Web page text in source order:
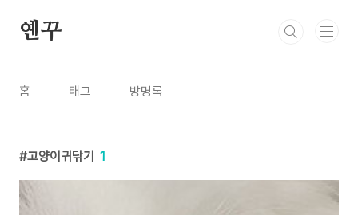
옌꾸
홈 태그 방명록
고양이귀닦기 1